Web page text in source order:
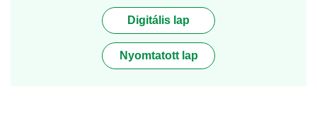
Digitális lap
Nyomtatott lap